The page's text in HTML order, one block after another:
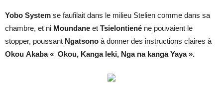
Yobo System se faufilait dans le milieu Stelien comme dans sa
chambre, et ni Moundane et Tsielontiené ne pouvaient le
stopper, poussant Ngatsono à donner des instructions claires à
Okou Akaba « Okou, Kanga leki, Nga na kanga Yaya ».